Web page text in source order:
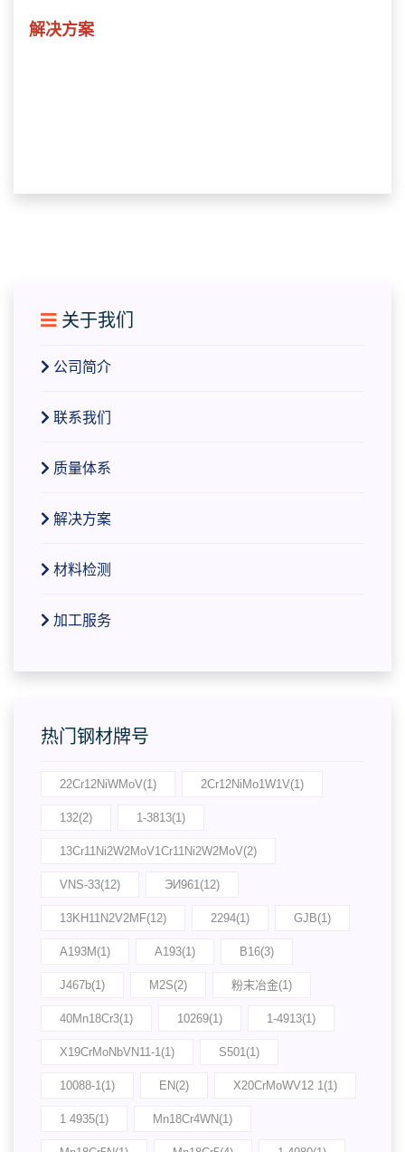
解决方案
关于我们
公司简介
联系我们
质量体系
解决方案
材料检测
加工服务
热门钢材牌号
22Cr12NiWMoV(1) 2Cr12NiMo1W1V(1)
132(2) 1-3813(1)
13Cr11Ni2W2MoV1Cr11Ni2W2MoV(2)
VNS-33(12) ЭИ961(12)
13KH11N2V2MF(12) 2294(1) GJB(1)
A193M(1) A193(1) B16(3)
J467b(1) M2S(2) 粉末冶金(1)
40Mn18Cr3(1) 10269(1) 1-4913(1)
X19CrMoNbVN11-1(1) S501(1)
10088-1(1) EN(2) X20CrMoWV12 1(1)
1 4935(1) Mn18Cr4WN(1)